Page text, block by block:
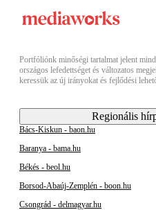
Portfóliónk minőségi tartalmat jelent
országos lefedettséget és változatos
keressük az új irányokat és fejlődési
Regionális
Bács-Kiskun - baon.hu
Baranya - bama.hu
Békés - beol.hu
Borsod-Abaúj-Zemplén - boon.hu
Csongrád - delmagyar.hu